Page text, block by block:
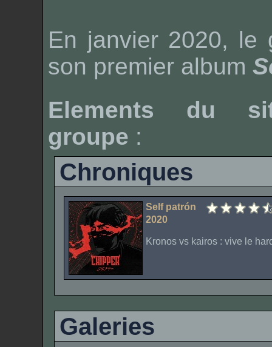
En janvier 2020, le
son premier album
Elements du
groupe :
Chroniques
Self patrón
2020
Kronos vs kairos : vive le
Galeries